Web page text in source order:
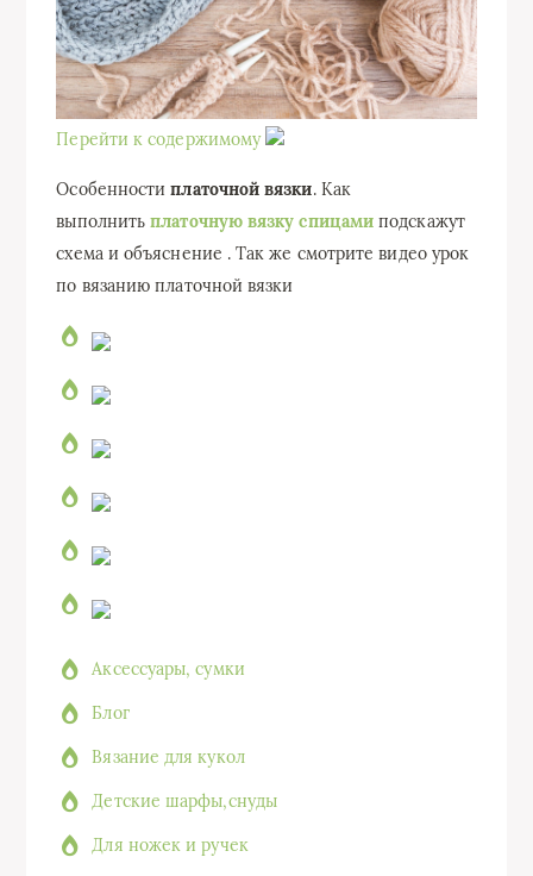
Перейти к содержимому
Особенностиплаточной вязки. Как
выполнитьплаточную вязку спицами подскажут
схема и объяснение . Так же смотрите видео урок
по вязанию платочной вязки
Аксессуары, сумки
Блог
Вязание для кукол
Детские шарфы,снуды
Для ножек и ручек